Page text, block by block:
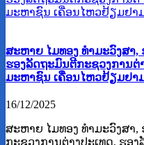
ສະຫາຍ ໄມທອງ ທໍາມະວົງສາ
ຮອງລັດຖະມົນຕີກະຊວງການຕ່
ມະຫາຊົນ ເຄື່ອນໄຫວຢ້ຽມຢາ
16/12/2025
ສະຫາຍ ໄມທອງ ທໍາມະວົງສາ
ກະຊວງການຕ່າງປະເທດ, ຮອ